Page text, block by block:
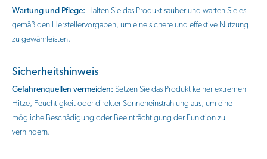
Wartung und Pflege: Halten Sie das Produkt sauber und warten Sie es
gemäß den Herstellervorgaben, um eine sichere und effektive Nutzung
zu gewährleisten.
Sicherheitshinweis
Gefahrenquellen vermeiden: Setzen Sie das Produkt keiner extremen
Hitze, Feuchtigkeit oder direkter Sonneneinstrahlung aus, um eine
mögliche Beschädigung oder Beeinträchtigung der Funktion zu
verhindern.